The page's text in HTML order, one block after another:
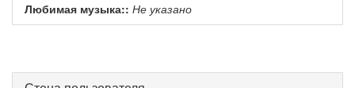
Любимая музыка:: Не указано